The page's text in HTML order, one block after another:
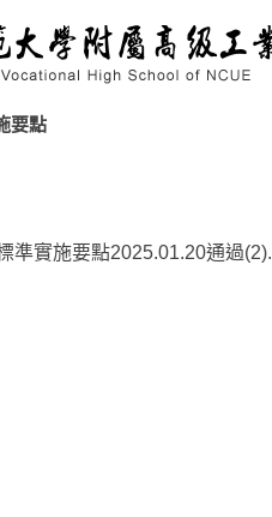
要點
準實施要點2025.01.20通過